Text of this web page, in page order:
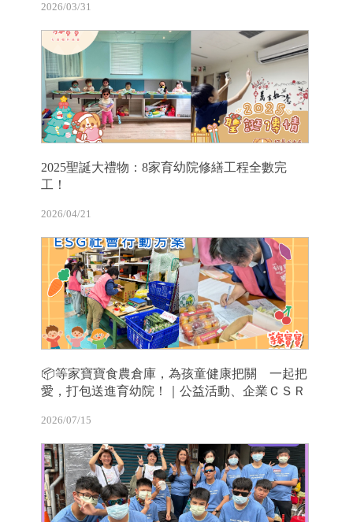
2026/03/31
2025聖誕大禮物：8家育幼院修繕工程全數完
工！
2026/04/21
📦等家寶寶食農倉庫，為孩童健康把關 一起把
愛，打包送進育幼院！｜公益活動、企業ＣＳＲ
2026/07/15